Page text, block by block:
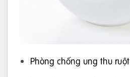
Phòng chống ung thu